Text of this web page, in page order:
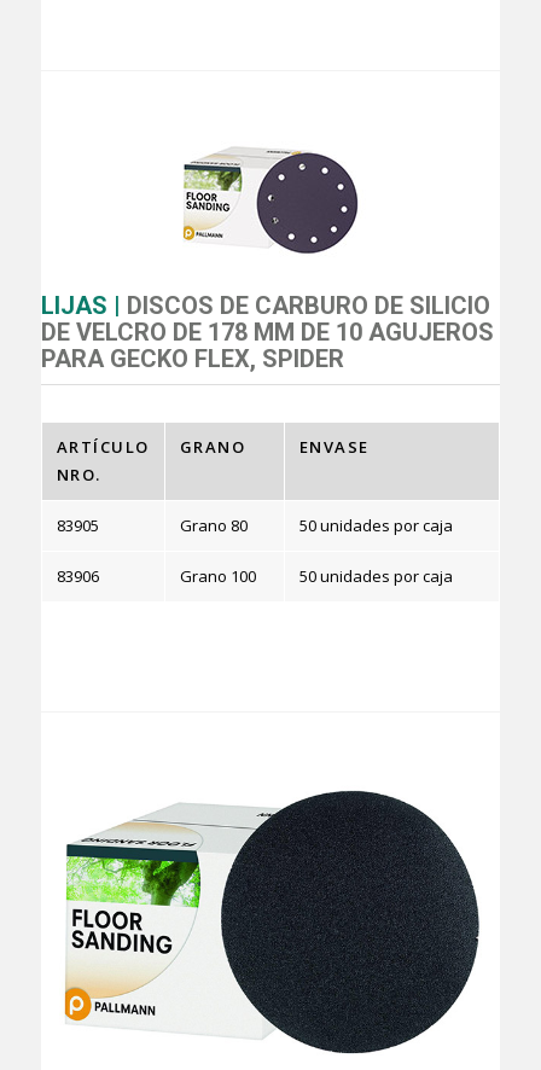
LIJAS | DISCOS DE CARBURO DE SILICIO
DE VELCRO DE 178 MM DE 10 AGUJEROS
PARA GECKO FLEX, SPIDER
ARTÍCULO
NRO.
GRANO ENVASE
83905 Grano 80 50 unidades por caja
83906 Grano 100 50 unidades por caja